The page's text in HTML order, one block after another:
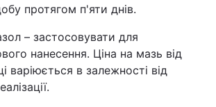
протягом п'яти днів.
– застосовувати для
нанесення. Ціна на мазь від
варіюється в залежності від